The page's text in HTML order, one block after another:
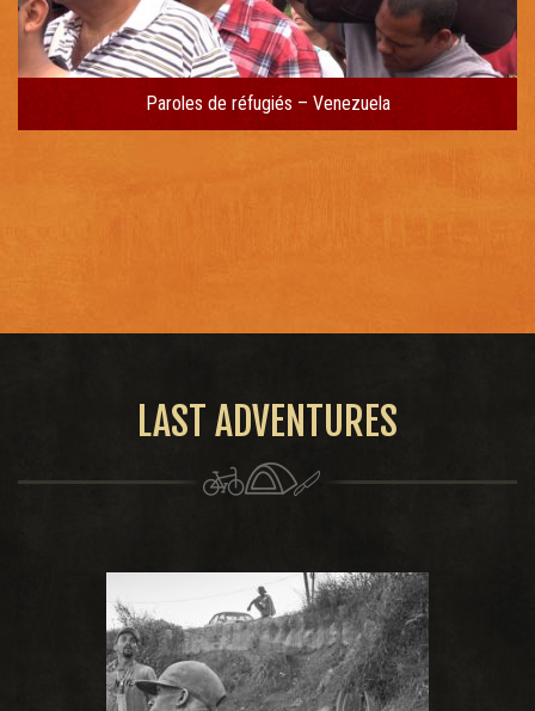
Paroles de réfugiés – Venezuela
LAST ADVENTURES